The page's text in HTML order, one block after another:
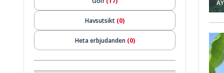
Havsutsikt (0)
Heta erbjudanden (0)
Hyresintäktsgaranti(1)
Moderna Villor Nära Havet Och Golfklubbar I Belek 2